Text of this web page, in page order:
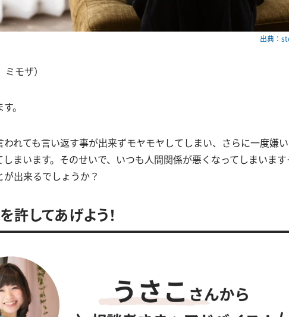
出典：
モザ）
。
れても言い返す事が出来ずモヤモヤしてしまい、さらに一度嫌
しまいます。そのせいで、いつも人間関係が悪くなってしまいま
出来るでしょうか？
許してあげよう！